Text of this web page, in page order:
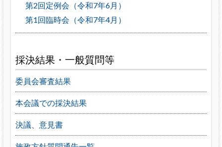
第2回定例会（令和7年6月）
第1回臨時会（令和7年4月）
採決結果・一般質問等
委員会審査結果
本会議での採決結果
決議、意見書